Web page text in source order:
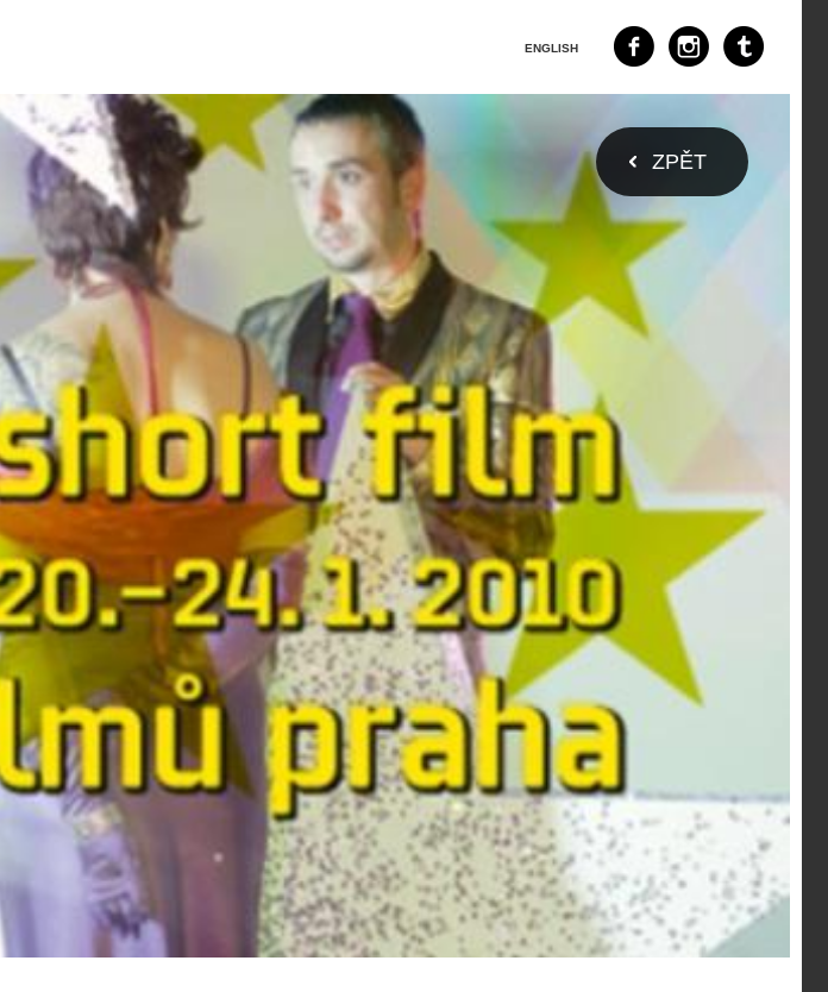
ENGLISH
ZPĚT